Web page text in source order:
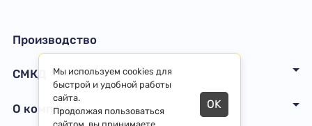
Производство
СМКД
О компании
Мы используем cookies для
быстрой и удобной работы
сайта.
Продолжая пользоваться
OK